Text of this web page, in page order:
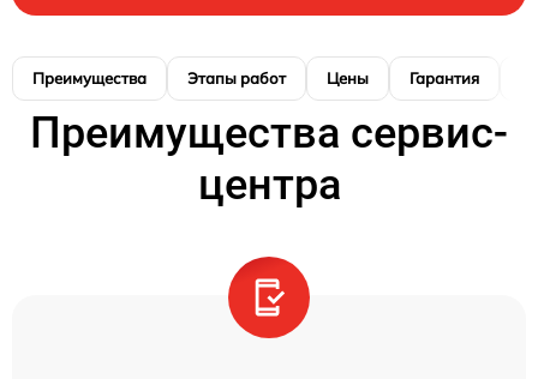
Преимущества Этапы работ Цены Гарантия
Преимущества сервис-
центра